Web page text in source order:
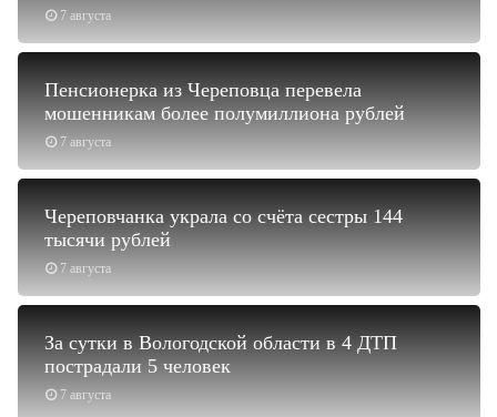
7 августа
7 августа
Пенсионерка из Череповца перевела
мошенникам более полумиллиона рублей
7 августа
Череповчанка украла со счёта сестры 144
тысячи рублей
7 августа
За сутки в Вологодской области в 4 ДТП
пострадали 5 человек